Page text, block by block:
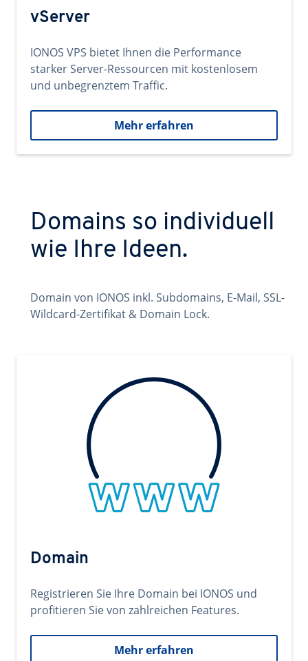
vServer
IONOS VPS bietet Ihnen die Performance
starker Server-Ressourcen mit kostenlosem
und unbegrenztem Traffic.
Mehr erfahren
Domains so individuell
wie Ihre Ideen.
Domain von IONOS inkl. Subdomains, E-Mail, SSL-
Wildcard-Zertifikat & Domain Lock.
Domain
Registrieren Sie Ihre Domain bei IONOS und
profitieren Sie von zahlreichen Features.
Mehr erfahren